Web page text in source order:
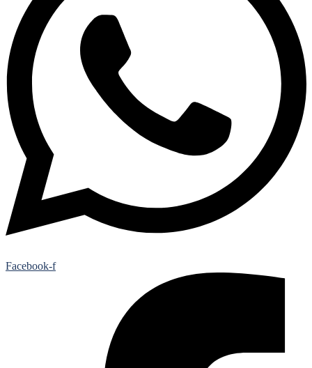
Facebook-f